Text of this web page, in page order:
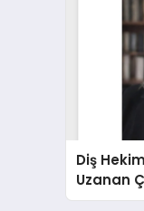
Diş
Uzanan
Yeşim